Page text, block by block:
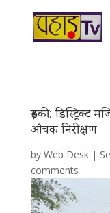
रुड़की: डिस्ट्रिक्ट
औचक निरीक्षण
by Web Desk|
comments